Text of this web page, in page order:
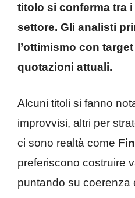
titolo si conferma tra
settore. Gli analisti
l’ottimismo con
quotazioni attuali.
Alcuni titoli si fanno
improvvisi, altri per
ci sono realtà come
preferiscono costruire
puntando su coerenza